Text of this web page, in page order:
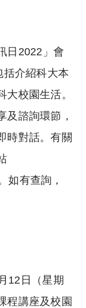
日2022」會
介紹科大本
校園生活。
及諮詢環節，
時對話。有關
如有查詢，
12日（星期
程講座及校園